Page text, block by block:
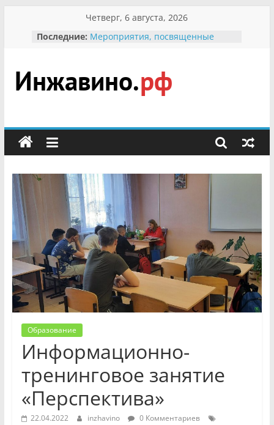
содержимому
Четверг, 6 августа, 2026
Последние: Мероприятия, посвященные
гражданин Инжавинского округа»
участнице Великой
Отечественной, фронтовичке
Безопасность в сети Интернет
мероприятии «Сохраним
первоцветы!»
В вольере Воронинского
заповедника родились крапчатые
суслики
Инжавино.рф
сельский
портал
Образование
Информационно-
тренинговое занятие
«Перспектива»
22.04.2022 inzhavino
0 Комментариев